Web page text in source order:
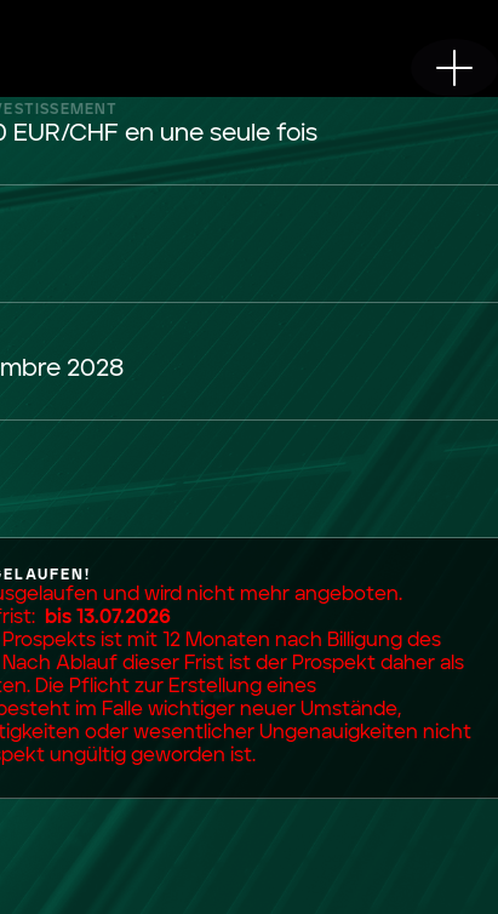
CHF en une seule fois
2028
und wird nicht mehr angeboten.
bis 13.07.2026
ist mit 12 Monaten nach Billigung des
Ablauf dieser Frist ist der Prospekt daher als
Die Pflicht zur Erstellung eines
im Falle wichtiger neuer Umstände,
oder wesentlicher Ungenauigkeiten nicht
ungültig geworden ist.